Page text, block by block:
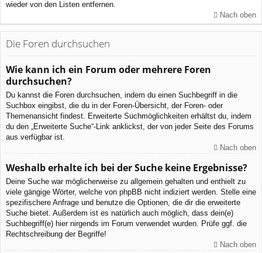
wieder von den Listen entfernen.
Nach oben
Die Foren durchsuchen
Wie kann ich ein Forum oder mehrere Foren
durchsuchen?
Du kannst die Foren durchsuchen, indem du einen Suchbegriff in die
Suchbox eingibst, die du in der Foren-Übersicht, der Foren- oder
Themenansicht findest. Erweiterte Suchmöglichkeiten erhältst du, indem
du den „Erweiterte Suche“-Link anklickst, der von jeder Seite des Forums
aus verfügbar ist.
Nach oben
Weshalb erhalte ich bei der Suche keine Ergebnisse?
Deine Suche war möglicherweise zu allgemein gehalten und enthielt zu
viele gängige Wörter, welche von phpBB nicht indiziert werden. Stelle eine
spezifischere Anfrage und benutze die Optionen, die dir die erweiterte
Suche bietet. Außerdem ist es natürlich auch möglich, dass dein(e)
Suchbegriff(e) hier nirgends im Forum verwendet wurden. Prüfe ggf. die
Rechtschreibung der Begriffe!
Nach oben